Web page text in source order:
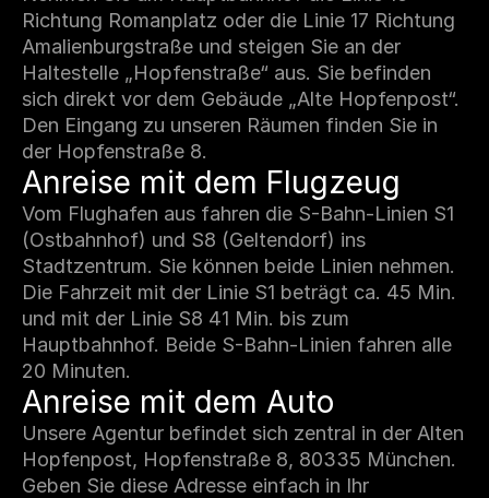
Richtung Romanplatz oder die Linie 17 Richtung
Amalienburgstraße und steigen Sie an der
Haltestelle „Hopfenstraße“ aus. Sie befinden
sich direkt vor dem Gebäude „Alte Hopfenpost“.
Den Eingang zu unseren Räumen finden Sie in
der Hopfenstraße 8.
Anreise mit dem Flugzeug
Vom Flughafen aus fahren die S-Bahn-Linien S1
(Ostbahnhof) und S8 (Geltendorf) ins
Stadtzentrum. Sie können beide Linien nehmen.
Die Fahrzeit mit der Linie S1 beträgt ca. 45 Min.
und mit der Linie S8 41 Min. bis zum
Hauptbahnhof. Beide S-Bahn-Linien fahren alle
20 Minuten.
Anreise mit dem Auto
Unsere Agentur befindet sich zentral in der Alten
Hopfenpost, Hopfenstraße 8, 80335 München.
Geben Sie diese Adresse einfach in Ihr